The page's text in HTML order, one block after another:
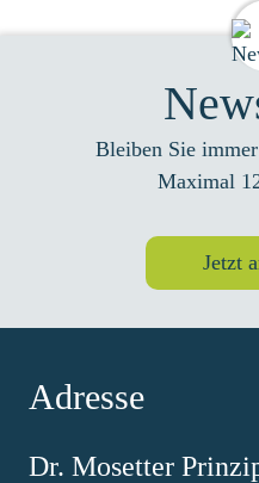
Bleiben Sie
Maximal
Jetzt
Adresse
Dr. Mosetter